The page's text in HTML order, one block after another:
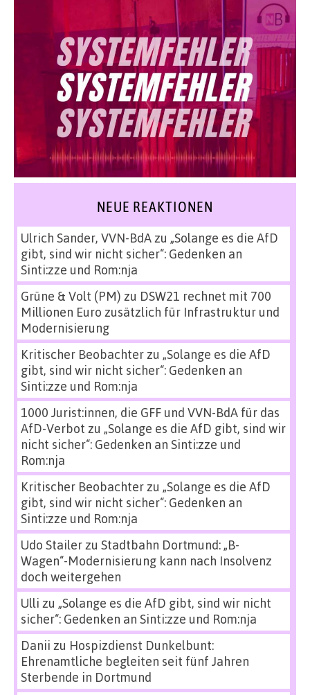
NEUE REAKTIONEN
Ulrich Sander, VVN-BdAzu „Solange es die AfD
gibt, sind wir nicht sicher“: Gedenken an
Sinti:zze und Rom:nja
Grüne & Volt (PM) zu DSW21 rechnet mit 700
Millionen Euro zusätzlich für Infrastruktur und
Modernisierung
Kritischer Beobachterzu „Solange es die AfD
gibt, sind wir nicht sicher“: Gedenken an
Sinti:zze und Rom:nja
1000 Jurist:innen, die GFF und VVN-BdA für das
AfD-Verbot zu „Solange es die AfD gibt, sind wir
nicht sicher“: Gedenken an Sinti:zze und
Rom:nja
Kritischer Beobachterzu „Solange es die AfD
gibt, sind wir nicht sicher“: Gedenken an
Sinti:zze und Rom:nja
Udo Stailerzu Stadtbahn Dortmund: „B-
Wagen“-Modernisierung kann nach Insolvenz
doch weitergehen
Ulli zu „Solange es die AfD gibt, sind wir nicht
sicher“: Gedenken an Sinti:zze und Rom:nja
Danii zu Hospizdienst Dunkelbunt:
Ehrenamtliche begleiten seit fünf Jahren
Sterbende in Dortmund